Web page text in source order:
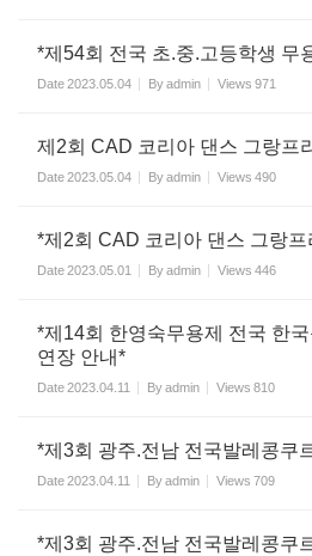
*제54회 전국 초.중.고등학생 무
Date2023.05.04 Byadmin Views 971
제2회 CAD 코리아 댄스 그랑프
Date2023.05.04 Byadmin Views 490
*제2회 CAD 코리아 댄스 그랑
Date2023.05.01 Byadmin Views 446
*제14회 한영숙무용제 전국 한
연장 안내*
Date2023.04.11 Byadmin Views 810
*제3회 광주.전남 전국발레콩쿠
Date2023.04.11 Byadmin Views 709
*제3회 광주.전남 전국발레콩쿠